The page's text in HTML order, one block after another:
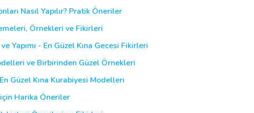
Nasıl Yapılır? Pratik Öneriler
Örnekleri ve Fikirleri
Yapımı - En Güzel Kına Gecesi Fikirleri
ve Birbirinden Güzel Örnekleri
Güzel Kına Kurabiyesi Modelleri
Harika Öneriler